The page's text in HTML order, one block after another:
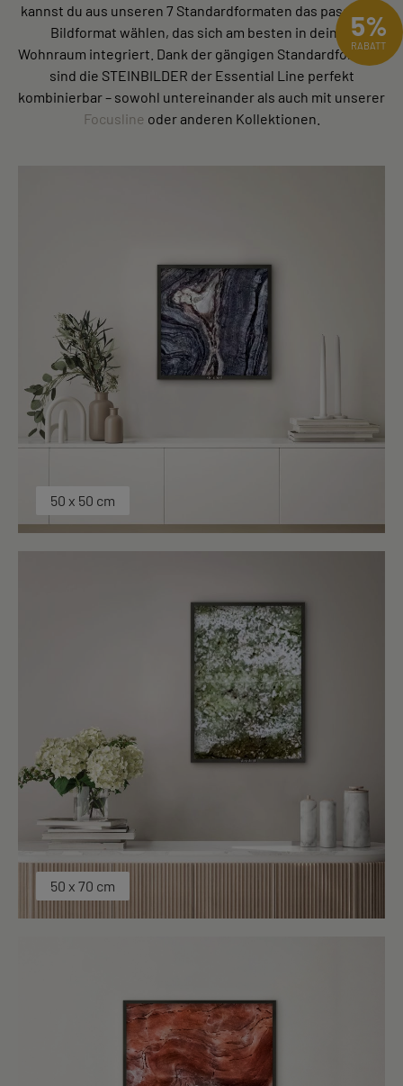
kannst du aus unseren 7 Standardformaten das passende
Bildformat wählen, das sich am besten in deinen
Wohnraum integriert. Dank der gängigen Standardformate
sind die STEINBILDER der Essential Line perfekt
kombinierbar – sowohl untereinander als auch mit unserer
Focusline oder anderen Kollektionen.
50 x 50 cm
50 x 70 cm
5%
RABATT